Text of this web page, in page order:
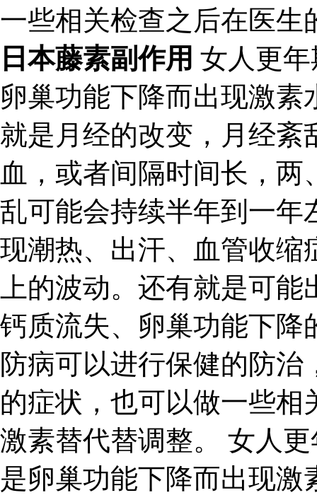
一些相关检查之后在医生
日本藤素副作用 女人更
卵巢功能下降而出现激
就是月经的改变，月经紊
血，或者间隔时间长，
乱可能会持续半年到一年
现潮热、出汗、血管收缩
上的波动。还有就是可
钙质流失、卵巢功能下降
防病可以进行保健的防
的症状，也可以做一些
激素替代替调整。 女人
是卵巢功能下降而出现